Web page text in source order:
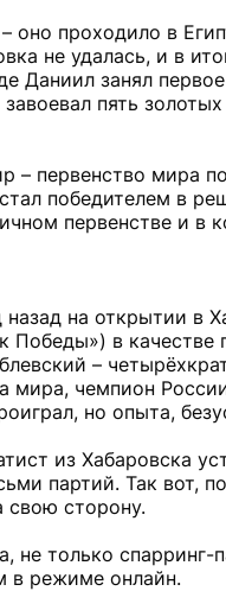
проходило в
не удалась, и в
Даниил занял
пять
– первенство мира
победителем в
первенстве и в
на открытии в
в качестве
–
чемпион
но опыта,
из Хабаровска
партий. Так вот,
свою сторону.
только спарринг-
в режиме онлайн.